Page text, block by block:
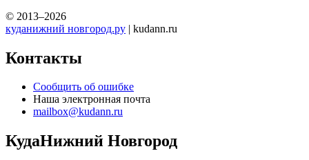
© 2013–2026
куданижний новгород.ру | kudann.ru
Контакты
Сообщить об ошибке
Наша электронная почта
mailbox@kudann.ru
КудаНижний Новгород